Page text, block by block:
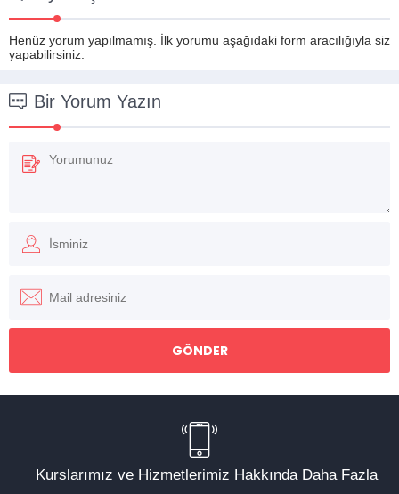
Henüz yorum yapılmamış. İlk yorumu aşağıdaki form aracılığıyla siz
yapabilirsiniz.
Bir Yorum Yazın
Kurslarımız ve Hizmetlerimiz Hakkında Daha Fazla